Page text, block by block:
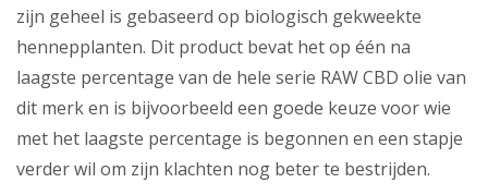
zijn geheel is gebaseerd op biologisch gekweekte
hennepplanten. Dit product bevat het op één na
laagste percentage van de hele serie RAW CBD olie van
dit merk en is bijvoorbeeld een goede keuze voor wie
met het laagste percentage is begonnen en een stapje
verder wil om zijn klachten nog beter te bestrijden.